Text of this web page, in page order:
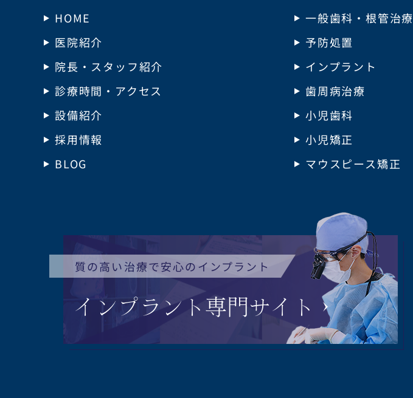
HOME
医院紹介
院長・スタッフ紹介
診療時間・アクセス
設備紹介
採用情報
BLOG
一般歯科・根管治療
予防処置
インプラント
歯周病治療
小児歯科
小児矯正
マウスピース矯正
質の高い治療で安心のインプラント
インプラント 専門サイト